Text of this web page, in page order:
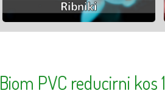
Biom PVC reducirni kos 1